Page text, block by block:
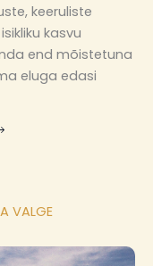
keeruliste
kasvu
end mõistetuna
eluga edasi
VALGE